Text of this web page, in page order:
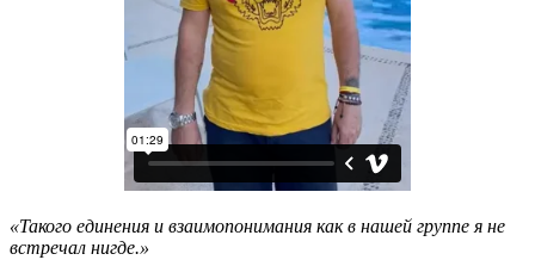
«Такого единения и взаимопонимания как в нашей группе я не
встречал нигде.»